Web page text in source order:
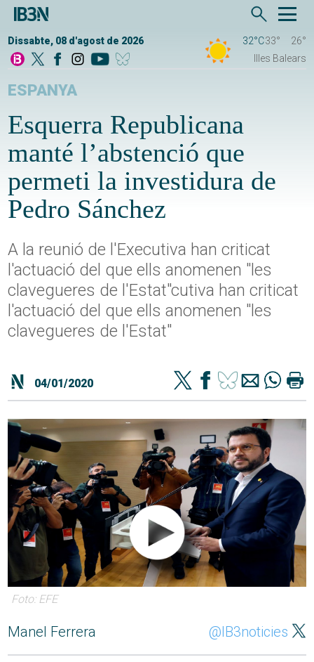
Dissabte, 08 d'agost de 2026 32°C33°
26°
Illes Balears
ESPANYA
Esquerra Republicana
manté l’abstenció que
permeti la investidura de
Pedro Sánchez
A la reunió de l'Executiva han criticat
l'actuació del que ells anomenen "les
clavegueres de l'Estat"cutiva han criticat
l'actuació del que ells anomenen "les
clavegueres de l'Estat"
04/01/2020
Foto: EFE
Manel Ferrera @IB3noticies